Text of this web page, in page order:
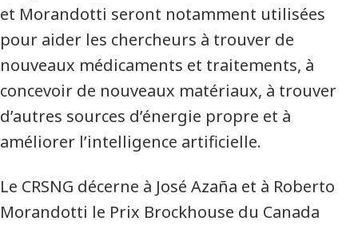
et Morandotti seront notamment utilisées
pour aider les chercheurs à trouver de
nouveaux médicaments et traitements, à
concevoir de nouveaux matériaux, à trouver
d’autres sources d’énergie propre et à
améliorer l’intelligence artificielle.
Le CRSNG décerne à José Azaña et à Roberto
Morandotti le Prix Brockhouse du Canada